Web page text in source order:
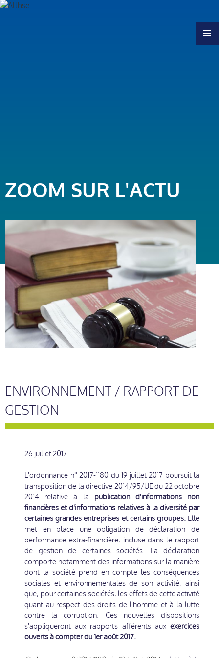
ZOOM SUR L'ACTU
ENVIRONNEMENT / RAPPORT DE
GESTION
26 juillet 2017
L'ordonnance n° 2017-1180 du 19 juillet 2017 poursuit la
transposition de la directive 2014/95/UE du 22 octobre
2014 relative à la publication d'informations non
financières et d'informations relatives à la diversité par
certaines grandes entreprises et certains groupes.Elle
met en place une obligation de déclaration de
performance extra-financière, incluse dans le rapport
de gestion de certaines sociétés. La déclaration
comporte notamment des informations sur la manière
dont la société prend en compte les conséquences
sociales et environnementales de son activité, ainsi
que, pour certaines sociétés, les effets de cette activité
quant au respect des droits de l'homme et à la lutte
contre la corruption. Ces nouvelles dispositions
s'appliqueront aux rapports afférents aux exercices
ouverts à compter du 1er août 2017.